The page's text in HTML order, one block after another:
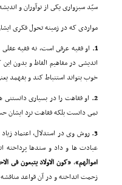
سیّد سبزوارى یکى از نوآوران و
مواردى که در زمینه تحول فکرى
1. او فقیه عرفى است، نه فقیه
اندیشى در مفاهیم الفاظ و بدون
خوب بتواند استنباط کند و بفهمد
2. او فقاهت را در بسیارى
نمى دانست بلکه فقاهت نزد ایشان
3. روش وى در استدلال، اعتماد
عبادت ها و داد و ستدها
اموالهم»، «کون الاولاد یتبعون فى
زحمت انداخته و در آن قواعد